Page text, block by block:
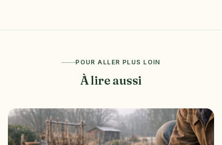
POUR ALLER PLUS LOIN
À lire aussi